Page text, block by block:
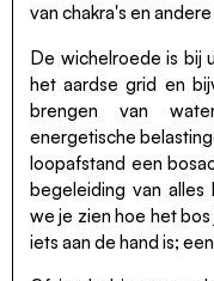
van chakra's en
De wichelroede is bij
het aardse grid en
brengen van
energetische
loopafstand een
begeleiding van alles
we je zien hoe het
iets aan de hand is;